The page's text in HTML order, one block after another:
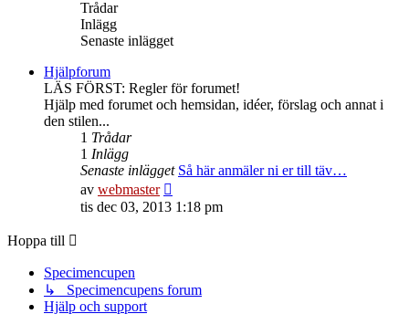
Trådar
Inlägg
Senaste inlägget
Hjälpforum
LÄS FÖRST: Regler för forumet!
Hjälp med forumet och hemsidan, idéer, förslag och annat i
den stilen...
1 Trådar
1 Inlägg
Senaste inlägget Så här anmäler ni er till täv…
av webmaster
till
tis dec 03, 2013 1:18 pm
Hoppa till
Specimencupen
↳ Specimencupens forum
Hjälp och support